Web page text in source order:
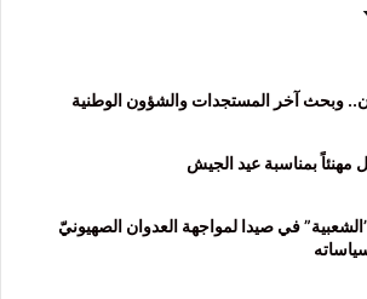
وبحث آخر المستجدات والشؤون الوطنية
مهنئاً بمناسبة عيد الجيش
في صيدا لمواجهة العدوان الصهيونيّ